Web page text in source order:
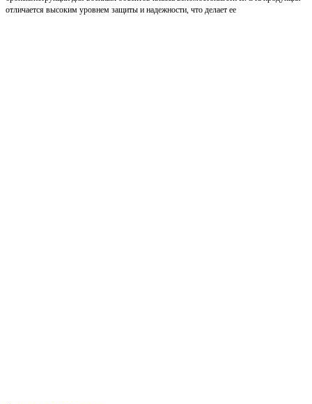
отличается высоким уровнем защиты и надежности, что делает ее